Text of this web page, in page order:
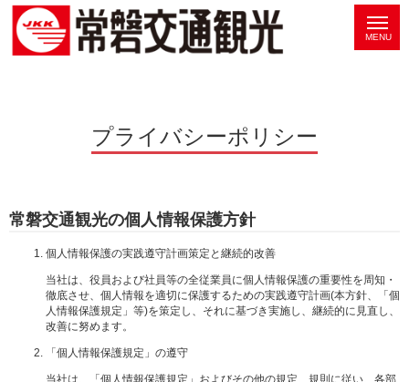
プライバシーポリシー
常磐交通観光の個人情報保護方針
個人情報保護の実践遵守計画策定と継続的改善
当社は、役員および社員等の全従業員に個人情報保護の重要性を周知・
徹底させ、個人情報を適切に保護するための実践遵守計画(本方針、「個
人情報保護規定」等)を策定し、それに基づき実施し、継続的に見直し、
改善に努めます。
「個人情報保護規定」の遵守
当社は、「個人情報保護規定」およびその他の規定、規則に従い、各部